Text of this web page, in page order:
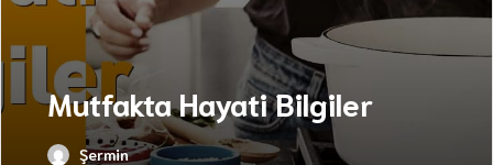
Mutfakta Hayati Bilgiler
Şermin